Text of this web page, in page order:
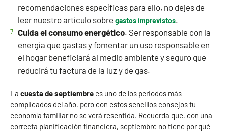
recomendaciones específicas para ello, no dejes de
leer nuestro artículo sobre gastos imprevistos.
Cuida el consumo energético. Ser responsable con la
energía que gastas y fomentar un uso responsable en
el hogar beneficiará al medio ambiente y seguro que
reducirá tu factura de la luz y de gas.
La cuesta de septiembre es uno de los periodos más
complicados del año, pero con estos sencillos consejos tu
economía familiar no se verá resentida. Recuerda que, con una
correcta planificación financiera, septiembre no tiene por qué